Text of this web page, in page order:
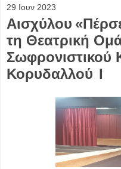
29 Ιουν 2023
Αισχύλου
τη Θεατρική
Σωφρονιστικού
Κορυδαλλού Ι